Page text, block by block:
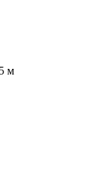
м